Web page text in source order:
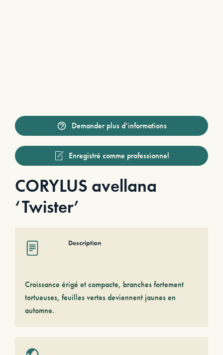
Demander plus d’informations
Enregistré comme professionnel
CORYLUS avellana
‘Twister’
Description
Croissance érigé et compacte, branches fortement
tortueuses, feuilles vertes deviennent jaunes en
automne.